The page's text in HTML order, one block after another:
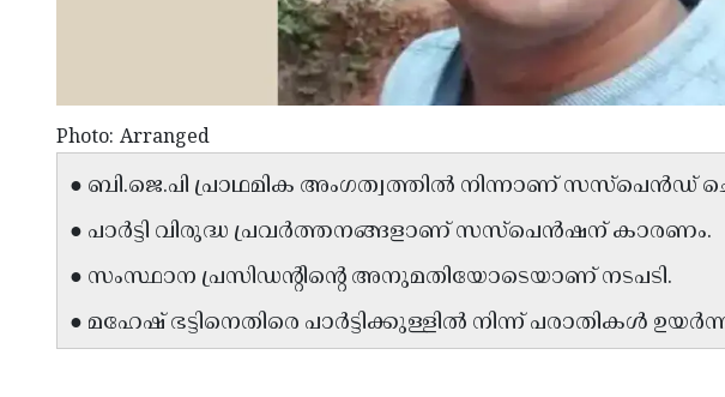
Photo: Arranged
● ബി.ജെ.പി പ്രാഥമിക അംഗത്വത്തിൽ നിന്നാണ് സസ്‌പെൻഡ്
● പാർട്ടി വിരുദ്ധ പ്രവർത്തനങ്ങളാണ് സസ്‌പെൻഷന് കാരണം.
● സംസ്ഥാന പ്രസിഡൻ്റിൻ്റെ അനുമതിയോടെയാണ് നടപടി.
● മഹേഷ് ഭട്ടിനെതിരെ പാർട്ടിക്കുള്ളിൽ നിന്ന് പരാതികൾ